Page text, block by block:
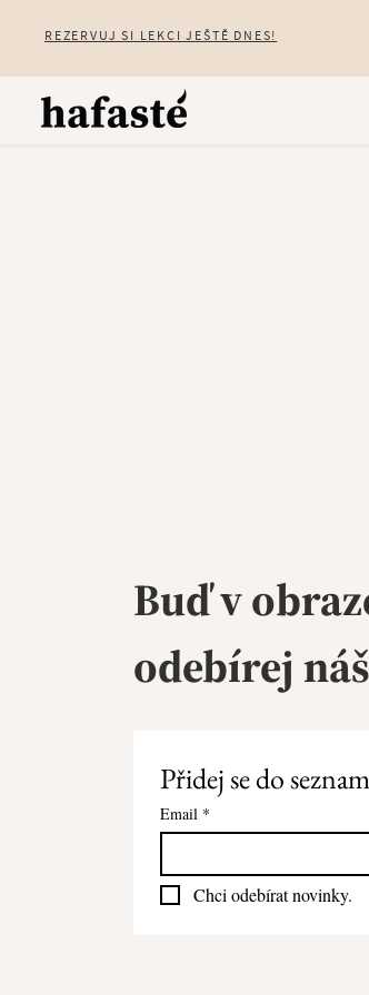
REZERVUJ SI LEKCI JEŠTĚ DNES!
Buď v
odebírej náš
Přidej se do
Email *
Chci odebírat novinky.